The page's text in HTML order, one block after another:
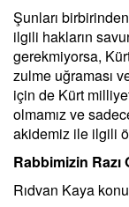
Şunları
ilgili hakların
gerekmiyorsa,
zulme uğraması
için de Kürt
olmamız ve
akidemiz ile ilgili
Rabbimizin Razı
Rıdvan Kaya